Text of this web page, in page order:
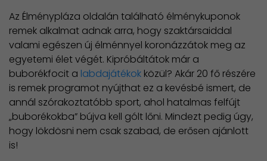
Az Élménypláza oldalán található élménykuponok
remek alkalmat adnak arra, hogy szaktársaiddal
valami egészen új élménnyel koronázzátok meg az
egyetemi élet végét. Kipróbáltátok már a
buborékfocit a labdajátékok közül? Akár 20 fő részére
is remek programot nyújthat ez a kevésbé ismert, de
annál szórakoztatóbb sport, ahol hatalmas felfújt
„buborékokba” bújva kell gólt lőni. Mindezt pedig úgy,
hogy lökdösni nem csak szabad, de erősen ajánlott
is!